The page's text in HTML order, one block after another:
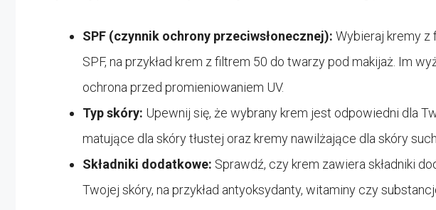
SPF (czynnik ochrony przeciwsłonecznej): Wybieraj kremy
SPF, na przykład krem z filtrem 50 do twarzy pod makijaż. Im
ochrona przed promieniowaniem UV.
Typ skóry: Upewnij się, że wybrany krem jest odpowiedni dla
matujące dla skóry tłustej oraz kremy nawilżające dla skóry
Składniki dodatkowe: Sprawdź, czy krem zawiera składniki
Twojej skóry, na przykład antyoksydanty, witaminy czy